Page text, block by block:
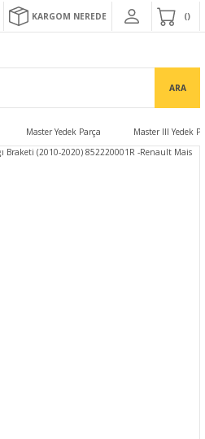
KARGOM NEREDE
ARA
Master Yedek Parça Master III Yedek